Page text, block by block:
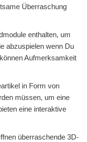
Überraschung
enthalten, um
abzuspielen wenn Du
Aufmerksamkeit
in Form von
müssen, um eine
eine interaktive
überraschende 3D-